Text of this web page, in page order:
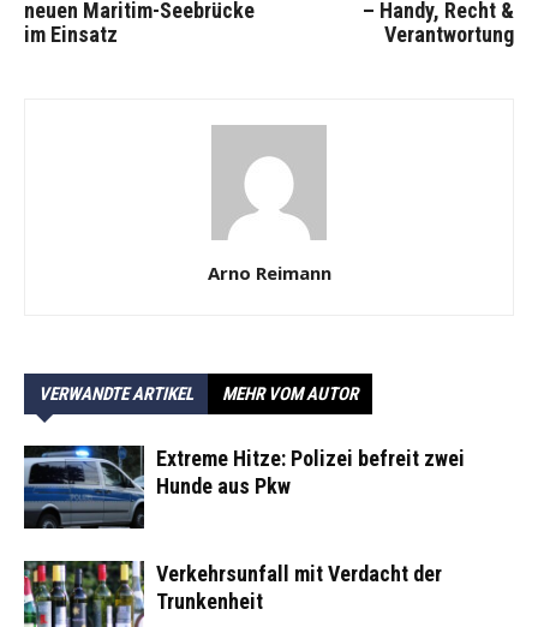
neuen Maritim-Seebrücke
im Einsatz
– Handy, Recht &
Verantwortung
Arno Reimann
VERWANDTE ARTIKEL MEHR VOM AUTOR
Extreme Hitze: Polizei befreit zwei
Hunde aus Pkw
Verkehrsunfall mit Verdacht der
Trunkenheit